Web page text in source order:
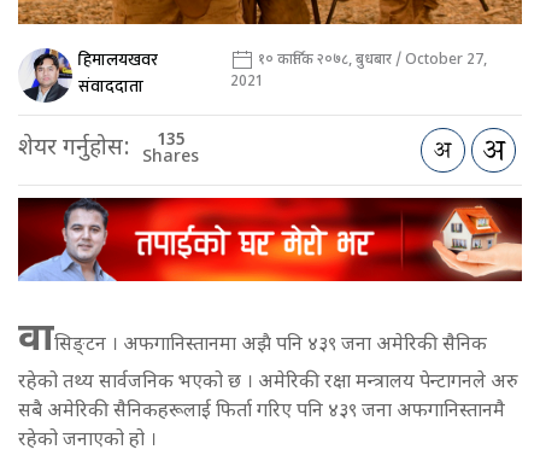
हिमालयखवर
संवाददाता
१० कार्तिक २०७८, बुधबार / October 27,
2021
शेयर गर्नुहोस: 135
Shares
वासिङ्टन । अफगानिस्तानमा अझै पनि ४३९ जना अमेरिकी सैनिक
रहेको तथ्य सार्वजनिक भएको छ । अमेरिकी रक्षा मन्त्रालय पेन्टागनले अरु
सबै अमेरिकी सैनिकहरूलाई फिर्ता गरिए पनि ४३९ जना अफगानिस्तानमै
रहेको जनाएको हो ।